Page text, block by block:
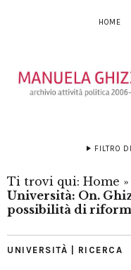
HOME
FILTRO
Ti trovi qui: Home »
Università: On.
possibilità di
UNIVERSITÀ | RICERCA